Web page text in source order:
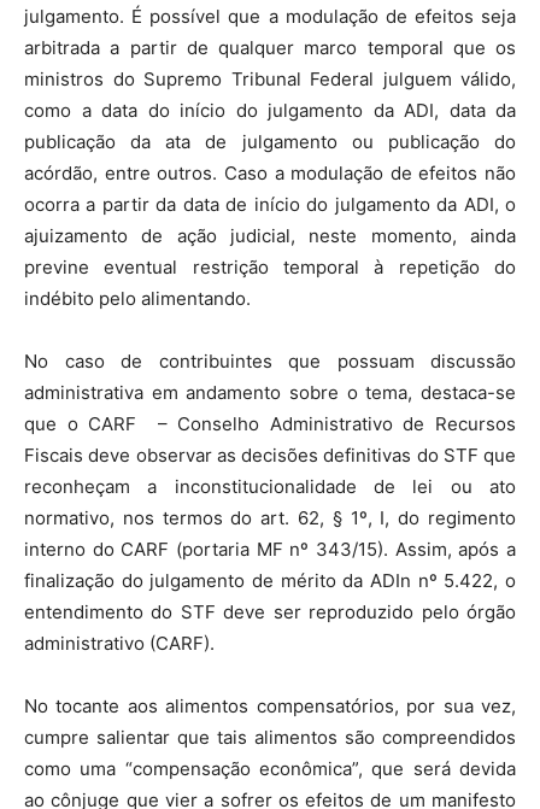
julgamento. É possível que a modulação de efeitos seja
arbitrada a partir de qualquer marco temporal que os
ministros do Supremo Tribunal Federal julguem válido,
como a data do início do julgamento da ADI, data da
publicação da ata de julgamento ou publicação do
acórdão, entre outros. Caso a modulação de efeitos não
ocorra a partir da data de início do julgamento da ADI, o
ajuizamento de ação judicial, neste momento, ainda
previne eventual restrição temporal à repetição do
indébito pelo alimentando.
No caso de contribuintes que possuam discussão
administrativa em andamento sobre o tema, destaca-se
que o CARF – Conselho Administrativo de Recursos
Fiscais deve observar as decisões definitivas do STF que
reconheçam a inconstitucionalidade de lei ou ato
normativo, nos termos do art. 62, § 1º, I, do regimento
interno do CARF (portaria MF nº 343/15). Assim, após a
finalização do julgamento de mérito da ADIn nº 5.422, o
entendimento do STF deve ser reproduzido pelo órgão
administrativo (CARF).
No tocante aos alimentos compensatórios, por sua vez,
cumpre salientar que tais alimentos são compreendidos
como uma “compensação econômica”, que será devida
ao cônjuge que vier a sofrer os efeitos de um manifesto